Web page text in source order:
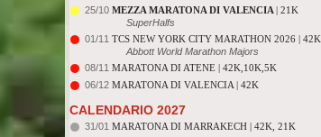
25/10 MEZZA MARATONA DI VALENCIA | 21K
SuperHalfs
01/11 TCS NEW YORK CITY MARATHON 2026 | 42K
Abbott World Marathon Majors
08/11 MARATONA DI ATENE | 42K,10K,5K
06/12 MARATONA DI VALENCIA | 42K
CALENDARIO 2027
31/01 MARATONA DI MARRAKECH | 42K, 21K